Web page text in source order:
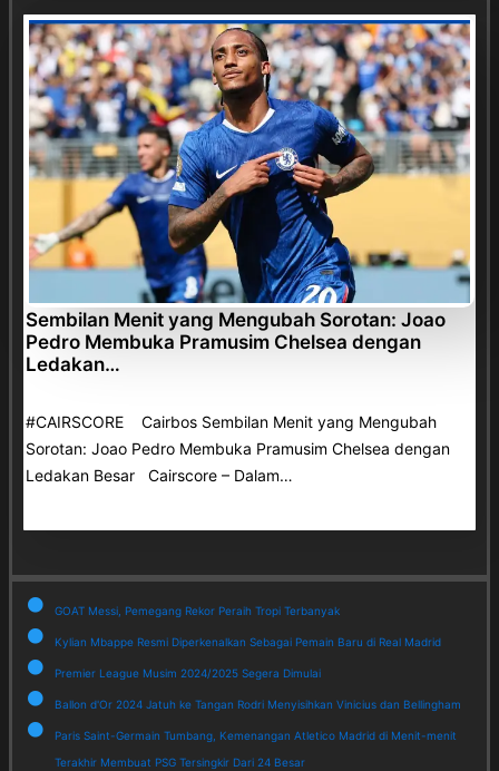
Sembilan Menit yang Mengubah Sorotan: Joao
Pedro Membuka Pramusim Chelsea dengan
Ledakan…
#CAIRSCORE Cairbos Sembilan Menit yang Mengubah
Sorotan: Joao Pedro Membuka Pramusim Chelsea dengan
Ledakan Besar Cairscore – Dalam…
GOAT Messi, Pemegang Rekor Peraih Tropi Terbanyak
Kylian Mbappe Resmi Diperkenalkan Sebagai Pemain Baru di Real Madrid
Premier League Musim 2024/2025 Segera Dimulai
Ballon d'Or 2024 Jatuh ke Tangan Rodri Menyisihkan Vinicius dan Bellingham
Paris Saint-Germain Tumbang, Kemenangan Atletico Madrid di Menit-menit
Terakhir Membuat PSG Tersingkir Dari 24 Besar